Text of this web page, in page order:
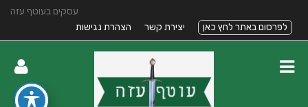
עסקים בעוטף עזה
לפרסום באתר לחץ כאן
יצירת קשר הצהרת נגישות